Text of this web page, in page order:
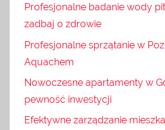
Profesjonalne badanie wody
zadbaj o zdrowie
Profesjonalne sprzątanie w
Aquachem
Nowoczesne apartamenty w
pewność inwestycji
Efektywne zarządzanie